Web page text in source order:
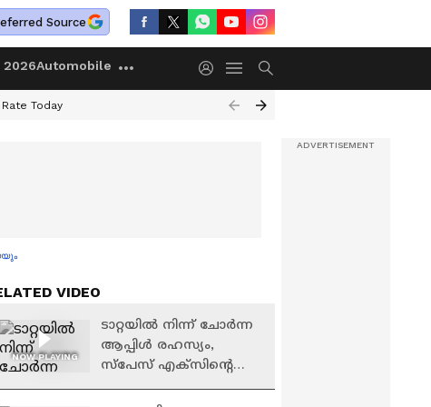
Source
2026Automobile
Today
VIDEO
NOW PLAYING
ടാറ്റയിൽ നിന്ന് ചോർന്ന
ആപ്പിൾ രഹസ്യം,
സ്‌പേസ് എക്സിന്റെ